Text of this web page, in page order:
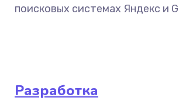
поисковых системах Яндекс и
Разработка